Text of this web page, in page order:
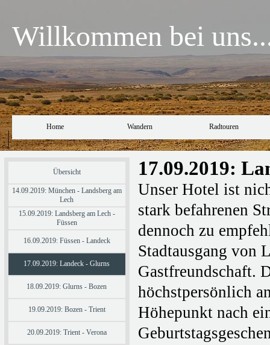
Home Wandern Radtouren
Willkommen bei
Übersicht
14.09.2019: München - Landsberg am
Lech
15.09.2019: Landsberg am Lech -
Füssen
16.09.2019: Füssen - Landeck
17.09.2019: Landeck - Glurns
18.09.2019: Glurns - Bozen
19.09.2019: Bozen - Trient
20.09.2019: Trient - Verona
17.09.2019:
Unser Hotel ist
stark befahrenen
dennoch zu
Stadtausgang von
Gastfreundschaft.
höchstpersönlich
Höhepunkt nach